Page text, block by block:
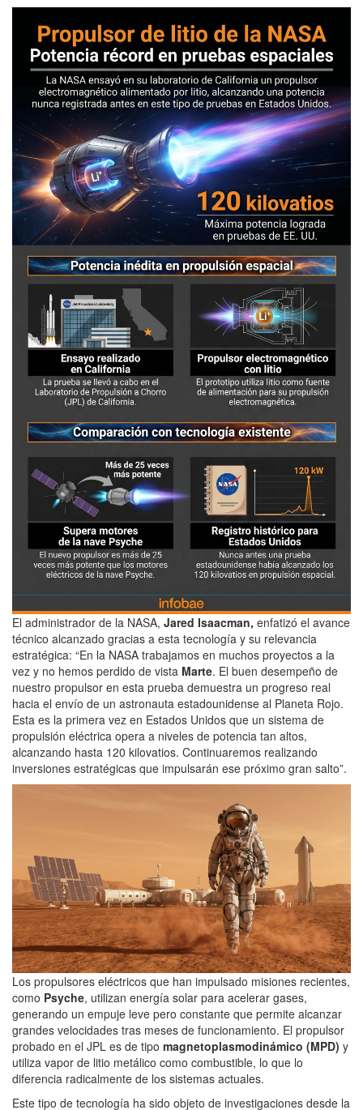
El administrador de la NASA, Jared Isaacman, enfatizó el avance
técnico alcanzado gracias a esta tecnología y su relevancia
estratégica: “En la NASA trabajamos en muchos proyectos a la
vez y no hemos perdido de vista Marte. El buen desempeño de
nuestro propulsor en esta prueba demuestra un progreso real
hacia el envío de un astronauta estadounidense al Planeta Rojo.
Esta es la primera vez en Estados Unidos que un sistema de
propulsión eléctrica opera a niveles de potencia tan altos,
alcanzando hasta 120 kilovatios. Continuaremos realizando
inversiones estratégicas que impulsarán ese próximo gran salto”.
Los propulsores eléctricos que han impulsado misiones recientes,
como Psyche, utilizan energía solar para acelerar gases,
generando un empuje leve pero constante que permite alcanzar
grandes velocidades tras meses de funcionamiento. El propulsor
probado en el JPL es de tipo magnetoplasmodinámico (MPD) y
utiliza vapor de litio metálico como combustible, lo que lo
diferencia radicalmente de los sistemas actuales.
Este tipo de tecnología ha sido objeto de investigaciones desde la